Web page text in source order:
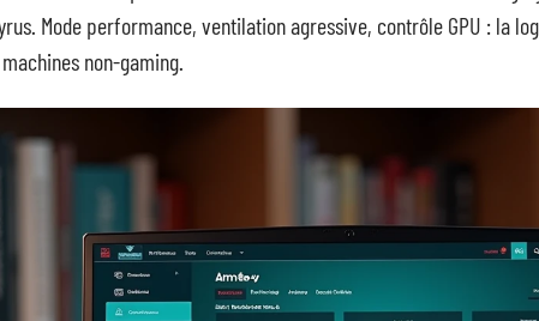
Mode performance, ventilation agressive, contrôle GPU : la
non-gaming.